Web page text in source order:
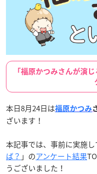
「福原かつみさんが演
本日8月24日は福原かつみ
ざいます！
本記事では、事前に実施
ば？ 」のアンケート結果
うございました！